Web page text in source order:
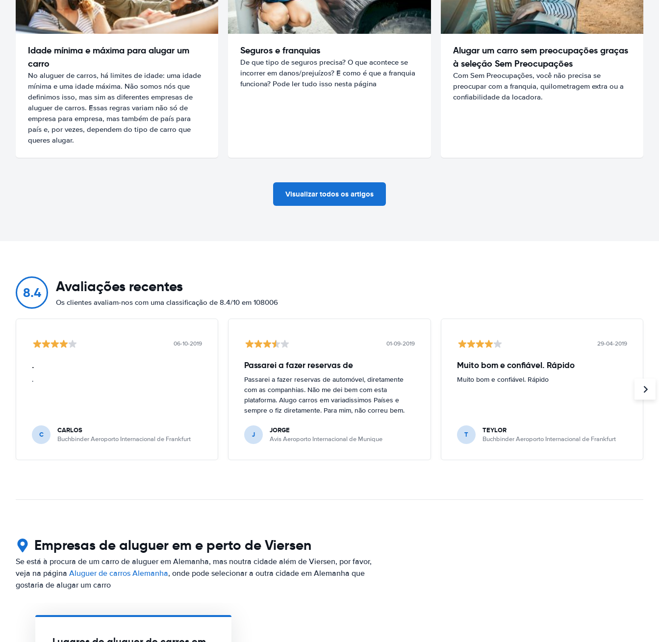
Idade mínima e máxima para alugar um
carro
No aluguer de carros, há limites de idade: uma idade
mínima e uma idade máxima. Não somos nós que
definimos isso, mas sim as diferentes empresas de
aluguer de carros. Essas regras variam não só de
empresa para empresa, mas também de país para
país e, por vezes, dependem do tipo de carro que
queres alugar.
Seguros e franquias
De que tipo de seguros precisa? O que acontece se
incorrer em danos/prejuízos? E como é que a franquia
funciona? Pode ler tudo isso nesta página
Alugar um carro sem preocupações graças
à seleção Sem Preocupações
Com Sem Preocupações, você não precisa se
preocupar com a franquia, quilometragem extra ou a
confiabilidade da locadora.
Visualizar todos os artigos
8.4 Avaliações recentes
Os clientes avaliam-nos com uma classificação de 8.4/10 em 108006
06-10-2019
.
.
C CARLOS
Buchbinder Aeroporto Internacional de Frankfurt
01-09-2019
Passarei a fazer reservas de
Passarei a fazer reservas de automóvel, diretamente
com as companhias. Não me dei bem com esta
plataforma. Alugo carros em variadissimos Países e
sempre o fiz diretamente. Para mim, não correu bem.
J JORGE
Avis Aeroporto Internacional de Munique
29-04-2019
Muito bom e confiável. Rápido
Muito bom e confiável. Rápido
T TEYLOR
Buchbinder Aeroporto Internacional de Frankfurt
Empresas de aluguer em e perto de Viersen
Se está à procura de um carro de aluguer em Alemanha, mas noutra cidade além de Viersen, por favor,
veja na página Aluguer de carros Alemanha, onde pode selecionar a outra cidade em Alemanha que
gostaria de alugar um carro